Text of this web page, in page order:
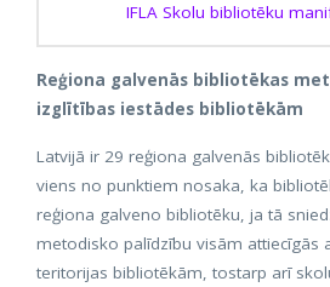
IFLA Skolu bibliotēku
Reģiona galvenās bibliotēkas
izglītības iestādes bibliotēkām
Latvijā ir 29 reģiona galvenās
viens no punktiem nosaka, ka
reģiona galveno bibliotēku, ja tā
metodisko palīdzību visām attiecīgās
teritorijas bibliotēkām, tostarp arī